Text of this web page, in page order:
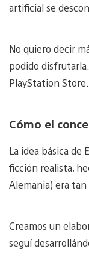
artificial se
No quiero decir
podido
PlayStation Store.
Cómo el
La idea básica de
ficción realista,
Alemania) era
Creamos un
seguí